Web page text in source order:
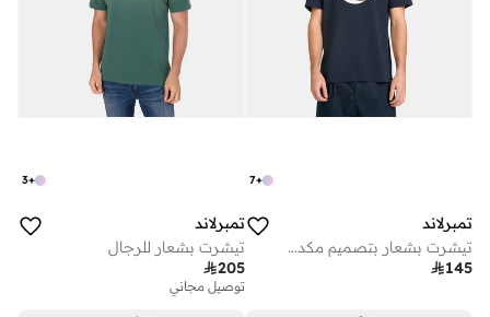
+
7
تمبرلاند
تيشرت بشعار بتصميم مكدس للرجال
145
+
3
تمبرلاند
تيشرت بشعار للرجال
205
توصيل مجاني